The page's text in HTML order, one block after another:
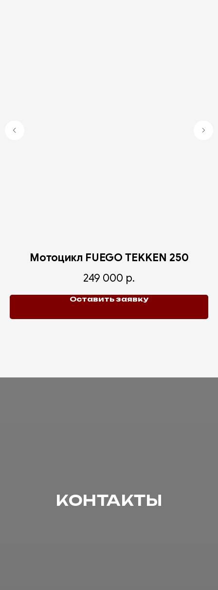
Мотоцикл FUEGO TEKKEN 250
249 000 р.
Оставить заявку
КОНТАКТЫ